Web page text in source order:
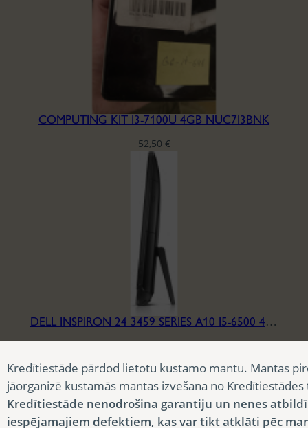
COMPUTING KIT I3-7100U 4GB NUC7I3BNK
52,50 €
DELL INSPIRON 24 3459 SERIES A10 I5-6500 4/240
90,00€
Kredītiestāde pārdod lietotu kustamo mantu. Mantas
jāorganizē kustamās mantas izvešana no
Kredītiestāde nenodrošina garantiju un nenes
iespējamajiem defektiem, kas var tikt atklāti pēc